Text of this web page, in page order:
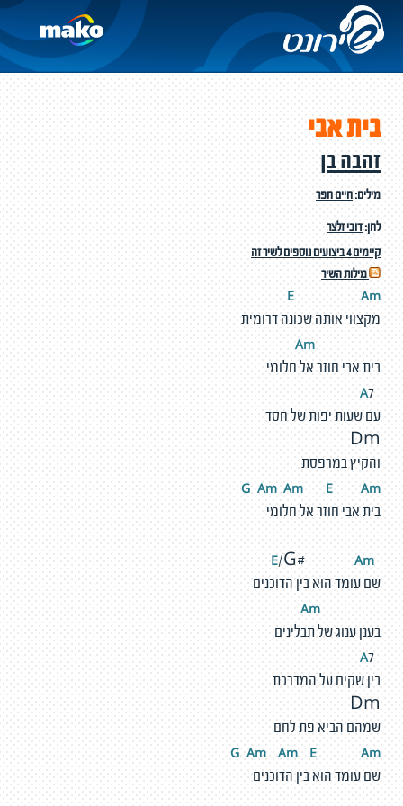
בית אבי
זהבה בן
מילים:חיים חפר
לחן:דובי זלצר
קיימים 4 ביצועים נוספים לשיר זה
מילות השיר
E Am
מקצווי אותה שכונה דרומית
m
בית אבי חוזר אל חלומי
7
עם שעות יפות של חסד
Dm
והקיץ במרפסת
G Am Am E Am
בית אבי חוזר אל חלומי
/G# Am
שם עומד הוא בין הדוכנים
m
בענן ענוג של תבלינים
7
בין שקים על המדרכת
Dm
שמהם הביא פת לחם
G Am Am E Am
שם עומד הוא בין הדוכנים